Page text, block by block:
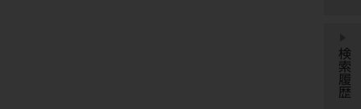
検索履歴